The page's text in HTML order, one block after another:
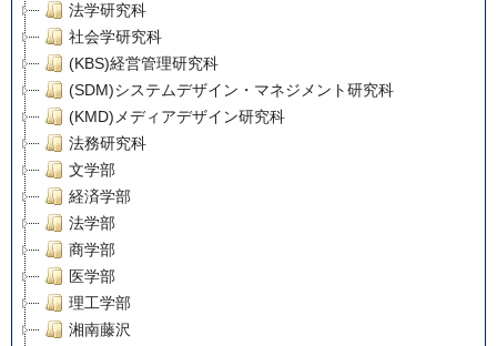
法学研究科
社会学研究科
(KBS)経営管理研究科
(SDM)システムデザイン・マネジメント研究科
(KMD)メディアデザイン研究科
法務研究科
文学部
経済学部
法学部
商学部
医学部
理工学部
湘南藤沢